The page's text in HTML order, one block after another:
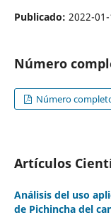
Publicado: 2022-
Número
Número
Artículos
Análisis del uso
de Pichincha del